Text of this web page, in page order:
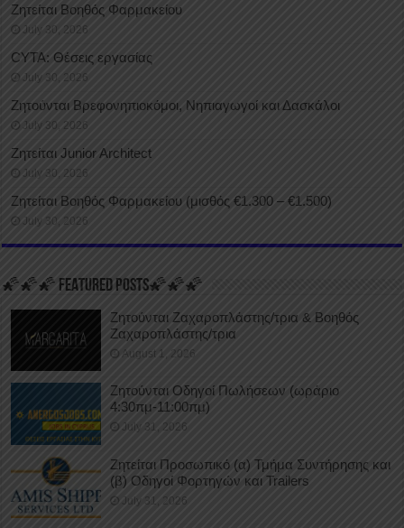
Ζητείται Βοηθός Φαρμακείου
July 30, 2026
CYTA: Θέσεις εργασίας
July 30, 2026
Ζητούνται Βρεφονηπιοκόμοι, Νηπιαγωγοί και Δασκάλοι
July 30, 2026
Ζητείται Junior Architect
July 30, 2026
Ζητείται Βοηθός Φαρμακείου (μισθός €1.300 – €1.500)
July 30, 2026
🌠🌠🌠 FEATURED POSTS🌠🌠🌠
Ζητούνται Ζαχαροπλάστης/τρια & Βοηθός
Ζαχαροπλάστης/τρια
August 1, 2026
Ζητούνται Οδηγοί Πωλήσεων (ωράριο
4:30πμ-11:00πμ)
July 31, 2026
Ζητείται Προσωπικό (α) Τμήμα Συντήρησης και
(β) Οδηγοί Φορτηγών και Trailers
July 31, 2026